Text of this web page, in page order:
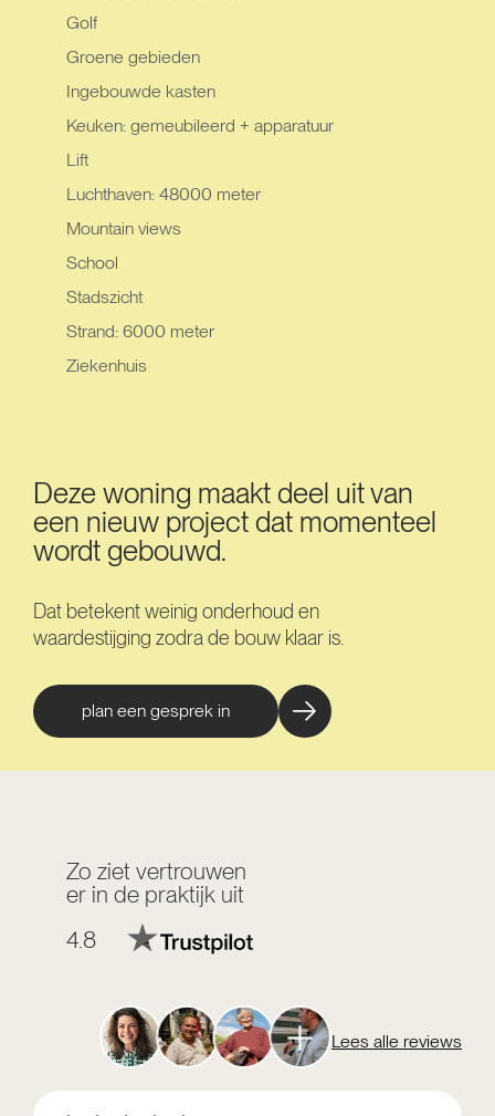
Golf
Groene gebieden
Ingebouwde kasten
Keuken: gemeubileerd + apparatuur
Lift
Luchthaven: 48000 meter
Mountain views
School
Stadszicht
Strand: 6000 meter
Ziekenhuis
Deze woning maakt deel uit van
een nieuw project dat momenteel
wordt gebouwd.
Dat betekent weinig onderhoud en
waardestijging zodra de bouw klaar is.
plan een gesprek in
Zo ziet vertrouwen
er in de praktijk uit
4.8
Lees alle reviews